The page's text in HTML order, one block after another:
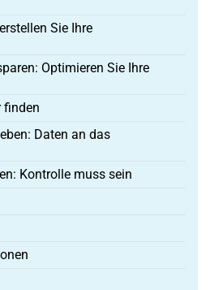
Sie Ihre
Optimieren Sie Ihre
finden
Daten an das
Kontrolle muss sein